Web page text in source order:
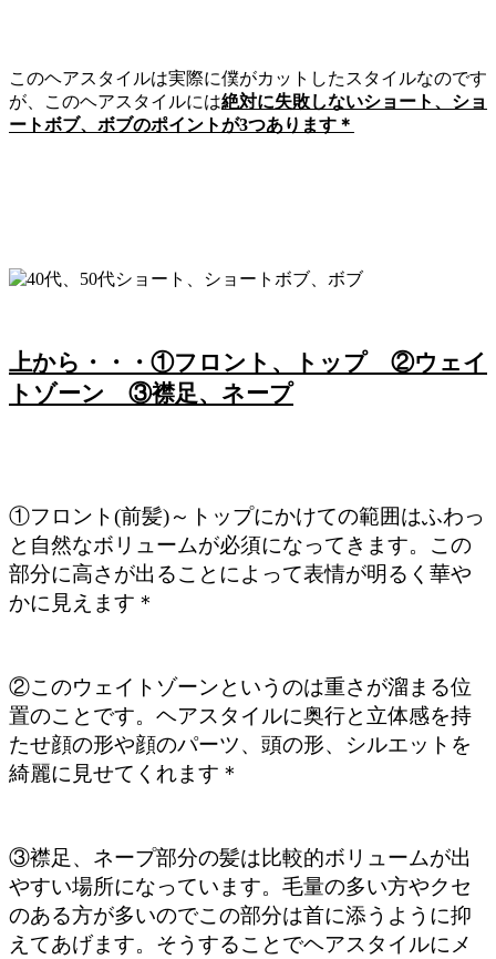
このヘアスタイルは実際に僕がカットしたスタイルなのです
が、このヘアスタイルには絶対に失敗しないショート、ショ
ートボブ、ボブのポイントが3つあります＊
上から・・・①フロント、トップ ②ウェイ
トゾーン ③襟足、ネープ
①フロント(前髪)～トップにかけての範囲はふわっ
と自然なボリュームが必須になってきます。この
部分に高さが出ることによって表情が明るく華や
かに見えます＊
②このウェイトゾーンというのは重さが溜まる位
置のことです。ヘアスタイルに奥行と立体感を持
たせ顔の形や顔のパーツ、頭の形、シルエットを
綺麗に見せてくれます＊
③襟足、ネープ部分の髪は比較的ボリュームが出
やすい場所になっています。毛量の多い方やクセ
のある方が多いのでこの部分は首に添うように抑
えてあげます。そうすることでヘアスタイルにメ